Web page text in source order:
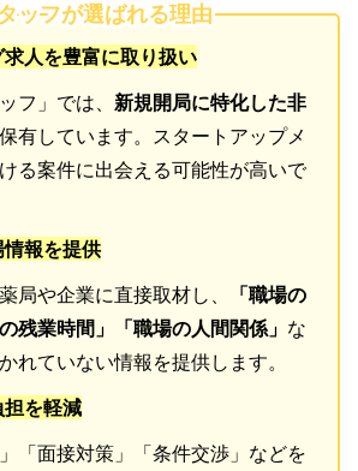
ッフが選ばれる理由
人を豊富に取り扱い
フ」では、 新規開局に特化した非
有しています。スタートアップメ
る案件に出会える可能性が高いで
情報を提供
局や企業に直接取材し、
「職場の
残業時間」「職場の人間関係」 な
れていない情報を提供します。
を軽減
「面接対策」「条件交渉」などを